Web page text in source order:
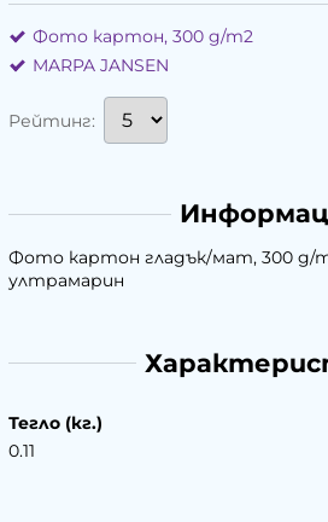
Фото картон, 300 g/m2
MARPA JANSEN
Рейтинг:
Фото картон гладък/мат, 300 g/
ултрамарин
Тегло (кг.)
0.11